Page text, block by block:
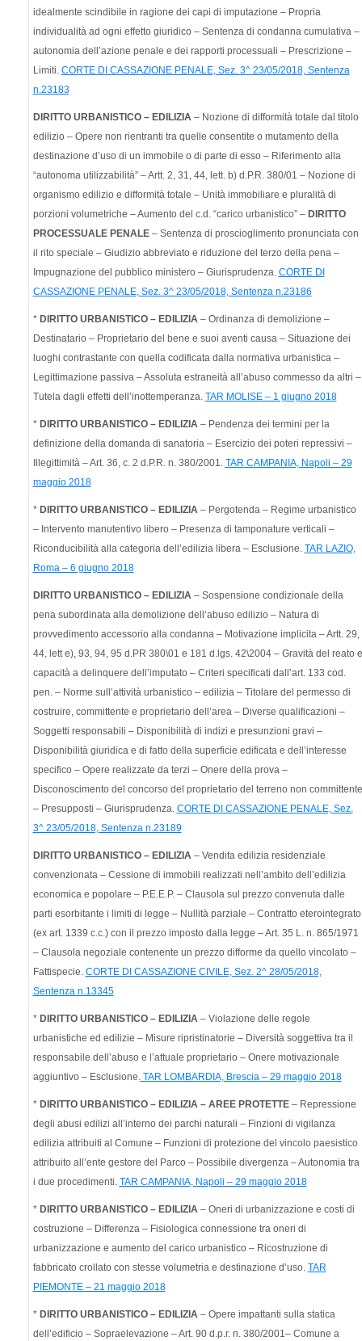
idealmente scindibile in ragione dei capi di imputazione – Propria
individualità ad ogni effetto giuridico – Sentenza di condanna cumulativa –
autonomia dell’azione penale e dei rapporti processuali – Prescrizione –
Limiti. CORTE DI CASSAZIONE PENALE, Sez. 3^ 23/05/2018, Sentenza
n.23183
DIRITTO URBANISTICO – EDILIZIA– Nozione di difformità totale dal titolo
edilizio – Opere non rientranti tra quelle consentite o mutamento della
destinazione d’uso di un immobile o di parte di esso – Riferimento alla
“autonoma utilizzabilità” – Artt. 2, 31, 44, lett. b) d.P.R. 380/01 – Nozione di
organismo edilizio e difformità totale – Unità immobiliare e pluralità di
porzioni volumetriche – Aumento del c.d. “carico urbanistico” – DIRITTO
PROCESSUALE PENALE– Sentenza di proscioglimento pronunciata con
il rito speciale – Giudizio abbreviato e riduzione del terzo della pena –
Impugnazione del pubblico ministero – Giurisprudenza. CORTE DI
CASSAZIONE PENALE, Sez. 3^ 23/05/2018, Sentenza n.23186
* DIRITTO URBANISTICO – EDILIZIA– Ordinanza di demolizione –
Destinatario – Proprietario del bene e suoi aventi causa – Situazione dei
luoghi contrastante con quella codificata dalla normativa urbanistica –
Legittimazione passiva – Assoluta estraneità all’abuso commesso da altri –
Tutela dagli effetti dell’inottemperanza. TAR MOLISE – 1 giugno 2018
* DIRITTO URBANISTICO – EDILIZIA– Pendenza dei termini per la
definizione della domanda di sanatoria – Esercizio dei poteri repressivi –
Illegittimità – Art. 36, c. 2 d.P.R. n. 380/2001. TAR CAMPANIA, Napoli – 29
maggio 2018
* DIRITTO URBANISTICO – EDILIZIA– Pergotenda – Regime urbanistico
– Intervento manutentivo libero – Presenza di tamponature verticali –
Riconducibilità alla categoria dell’edilizia libera – Esclusione. TAR LAZIO,
Roma – 6 giugno 2018
DIRITTO URBANISTICO – EDILIZIA – Sospensione condizionale della
pena subordinata alla demolizione dell’abuso edilizio – Natura di
provvedimento accessorio alla condanna – Motivazione implicita – Artt. 29,
44, lett e), 93, 94, 95 d.PR 380\01 e 181 d.lgs. 42\2004 – Gravità del reato e
capacità a delinquere dell’imputato – Criteri specificati dall’art. 133 cod.
pen. – Norme sull’attività urbanistico – edilizia – Titolare del permesso di
costruire, committente e proprietario dell’area – Diverse qualificazioni –
Soggetti responsabili – Disponibilità di indizi e presunzioni gravi –
Disponibilità giuridica e di fatto della superficie edificata e dell’interesse
specifico – Opere realizzate da terzi – Onere della prova –
Disconoscimento del concorso del proprietario del terreno non committente
– Presupposti – Giurisprudenza. CORTE DI CASSAZIONE PENALE, Sez.
3^ 23/05/2018, Sentenza n.23189
DIRITTO URBANISTICO – EDILIZIA– Vendita edilizia residenziale
convenzionata – Cessione di immobili realizzati nell’ambito dell’edilizia
economica e popolare – P.E.E.P. – Clausola sul prezzo convenuta dalle
parti esorbitante i limiti di legge – Nullità parziale – Contratto eterointegrato
(ex art. 1339 c.c.) con il prezzo imposto dalla legge – Art. 35 L. n. 865/1971
– Clausola negoziale contenente un prezzo difforme da quello vincolato –
Fattispecie. CORTE DI CASSAZIONE CIVILE, Sez. 2^ 28/05/2018,
Sentenza n.13345
* DIRITTO URBANISTICO – EDILIZIA– Violazione delle regole
urbanistiche ed edilizie – Misure ripristinatorie – Diversità soggettiva tra il
responsabile dell’abuso e l’attuale proprietario – Onere motivazionale
aggiuntivo – Esclusione.TAR LOMBARDIA, Brescia – 29 maggio 2018
* DIRITTO URBANISTICO – EDILIZIA – AREE PROTETTE – Repressione
degli abusi edilizi all’interno dei parchi naturali – Finzioni di vigilanza
edilizia attribuiti al Comune – Funzioni di protezione del vincolo paesistico
attribuito all’ente gestore del Parco – Possibile divergenza – Autonomia tra
i due procedimenti. TAR CAMPANIA, Napoli – 29 maggio 2018
* DIRITTO URBANISTICO – EDILIZIA – Oneri di urbanizzazione e costi di
costruzione – Differenza – Fisiologica connessione tra oneri di
urbanizzazione e aumento del carico urbanistico – Ricostruzione di
fabbricato crollato con stesse volumetria e destinazione d’uso. TAR
PIEMONTE – 21 maggio 2018
* DIRITTO URBANISTICO – EDILIZIA– Opere impattanti sulla statica
dell’edificio – Sopraelevazione – Art. 90 d.p.r. n. 380/2001– Comune a